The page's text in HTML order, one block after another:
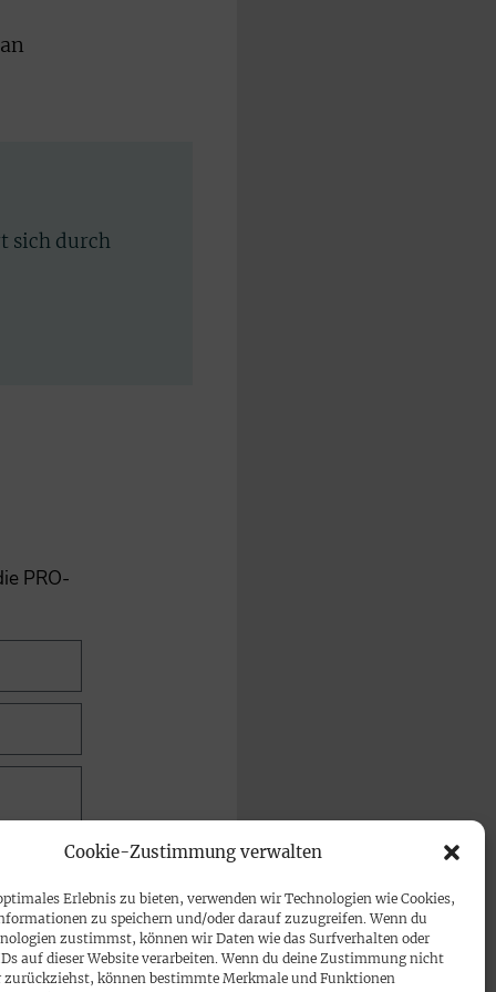
Cookie-Zustimmung verwalten
Erlebnis zu bieten, verwenden wir Technologien wie Cookies,
zu speichern und/oder darauf zuzugreifen. Wenn du
zustimmst, können wir Daten wie das Surfverhalten oder
auf dieser Website verarbeiten. Wenn du deine Zustimmung nicht
zurückziehst, können bestimmte Merkmale und Funktionen
sich durch
PRO-